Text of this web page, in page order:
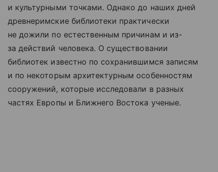
и культурными точками. Однако до наших дней
древнеримские библиотеки практически
не дожили по естественным причинам и из-
за действий человека. О существовании
библиотек известно по сохранившимся записям
и по некоторым архитектурным особенностям
сооружений, которые исследовали в разных
частях Европы и Ближнего Востока ученые.